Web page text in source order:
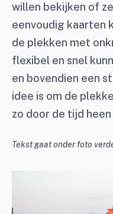
willen bekijken of
eenvoudig kaarten
de plekken met
flexibel en snel
en bovendien een
idee is om de
zo door de tijd
Tekst gaat onder foto